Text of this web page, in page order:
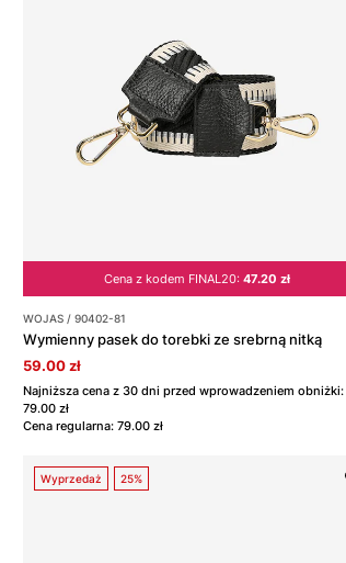
Cena z kodem FINAL20:47.20 zł
WOJAS / 90402-81
Wymienny pasek do torebki ze srebrną nitką
59.00 zł
Najniższa cena z 30 dni przed wprowadzeniem obniżki:
79.00 zł
Cena regularna: 79.00 zł
Wyprzedaż 25%